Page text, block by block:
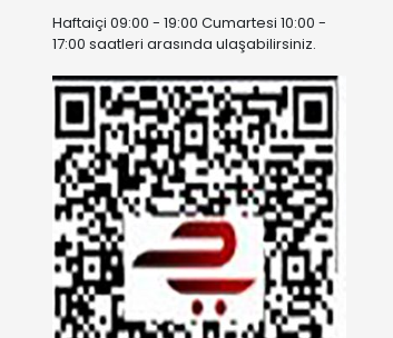
Haftaiçi 09:00 - 19:00 Cumartesi 10:00 -
17:00 saatleri arasında ulaşabilirsiniz.